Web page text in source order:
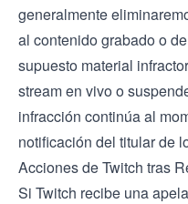
generalmente
al contenido grabado o
supuesto material
stream en vivo o
infracción continúa al
notificación del titular de
Acciones de Twitch tras
Si Twitch recibe una